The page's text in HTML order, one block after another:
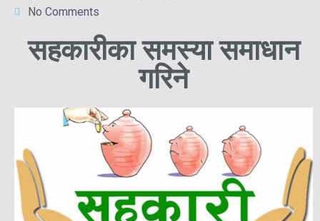
No Comments
सहकारीका समस्या समाधान
गरिने